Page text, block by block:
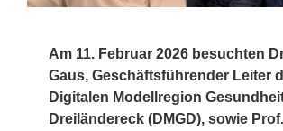
Am 11. Februar 2026 besuchten
Gaus, Geschäftsführender Leiter
Digitalen Modellregion
Dreiländereck (DMGD), sowie